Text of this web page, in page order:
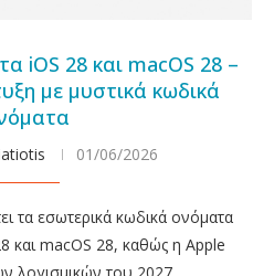
iOS 28 και macOS 28 –
με μυστικά κωδικά
01/06/2026
τα εσωτερικά κωδικά ονόματα
και macOS 28, καθώς η Apple